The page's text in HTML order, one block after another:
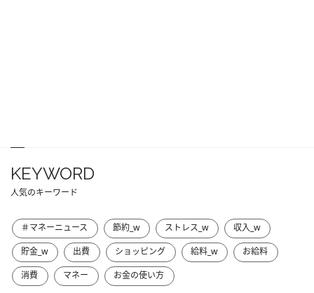
KEYWORD
人気のキーワード
＃マネーニュース 節約_w ストレス_w
収入_w
貯金_w
出費 ショッピング 給料_w
お給料
消費
マネー お金の使い方